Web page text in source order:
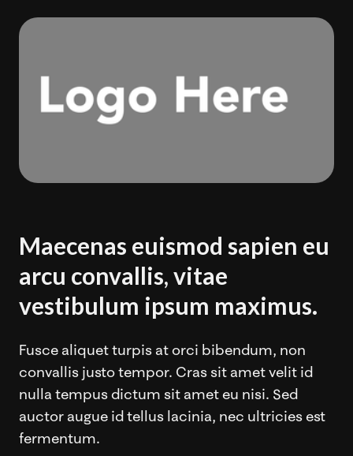
Maecenas euismod sapien eu
arcu convallis, vitae
vestibulum ipsum maximus.
Fusce aliquet turpis at orci bibendum, non
convallis justo tempor. Cras sit amet velit id
nulla tempus dictum sit amet eu nisi. Sed
auctor augue id tellus lacinia, nec ultricies est
fermentum.